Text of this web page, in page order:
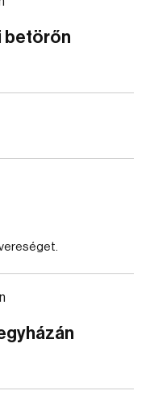
betörőn